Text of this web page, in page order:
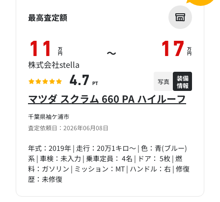
千葉県袖ケ浦市
査定依頼日：2026年06月08日
マツダ スクラム 660 PA ハイルーフ
年式：2019年 | 走行：20万1キロ～ | 色：青(ブルー)
系 | 車検：未入力 | 乗車定員： 4名 | ドア： 5枚 | 燃
料：ガソリン | ミッション：MT | ハンドル：右 | 修復
歴：未修復
最高査定額
11 万
円 ～ 17 万
円
株式会社stella
4.7 PT 写真
装備
情報